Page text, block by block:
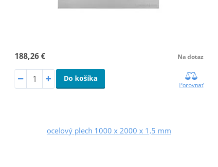
188,26 € Na dotaz
Do košíka
Porovnať
ocelový plech 1000 x 2000 x 1,5 mm